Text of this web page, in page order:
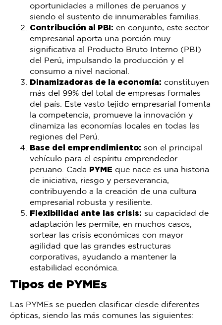
oportunidades a millones de peruanos y
siendo el sustento de innumerables familias.
Contribución al PBI: en conjunto, este sector
empresarial aporta una porción muy
significativa al Producto Bruto Interno (PBI)
del Perú, impulsando la producción y el
consumo a nivel nacional.
Dinamizadoras de la economía: constituyen
más del 99% del total de empresas formales
del país. Este vasto tejido empresarial fomenta
la competencia, promueve la innovación y
dinamiza las economías locales en todas las
regiones del Perú.
Base del emprendimiento: son el principal
vehículo para el espíritu emprendedor
peruano. Cada PYME que nace es una historia
de iniciativa, riesgo y perseverancia,
contribuyendo a la creación de una cultura
empresarial robusta y resiliente.
Flexibilidad ante las crisis: su capacidad de
adaptación les permite, en muchos casos,
sortear las crisis económicas con mayor
agilidad que las grandes estructuras
corporativas, ayudando a mantener la
estabilidad económica.
Tipos de PYMEs
Las PYMEs se pueden clasificar desde diferentes
ópticas, siendo las más comunes las siguientes: